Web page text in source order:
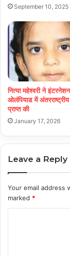
September 10, 2025
नित्या महेश्वरी ने
ओलंपियाड में
प्राप्त की
January 17, 2026
Leave a Reply
Your email address
marked *